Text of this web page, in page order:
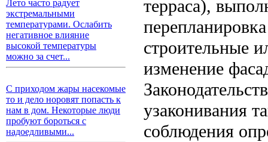
Лето часто радует
экстремальными
температурами. Ослабить
негативное влияние
высокой температуры
можно за счет...
С приходом жары насекомые
то и дело норовят попасть к
нам в дом. Некоторые люди
пробуют бороться с
надоедливыми...
терраса),
строительные
изменение
узаконивания
соблюдения